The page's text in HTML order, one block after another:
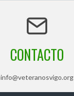
CONTACTO
info@veteranosvigo.org